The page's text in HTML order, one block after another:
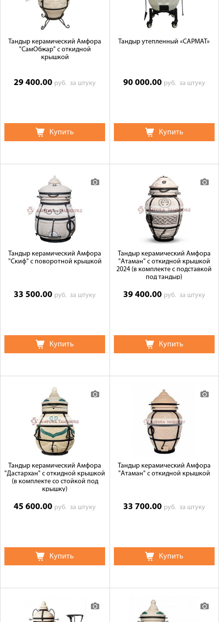
Тандыр керамический Амфора
"СамОбжар" с откидной
крышкой
29 400.00 руб.за штуку
Купить
Тандыр утепленный «САРМАТ»
90 000.00 руб. за штуку
Купить
Тандыр керамический Амфора
"Скиф" с поворотной крышкой
33 500.00 руб.за штуку
Купить
Тандыр керамический Амфора
"Атаман" с откидной крышкой
2024 (в комплекте с подставкой
под тандыр)
39 400.00 руб. за штуку
Купить
Тандыр керамический Амфора
"Дастархан" с откидной крышкой
(в комплекте со стойкой под
крышку)
45 600.00 руб.за штуку
Купить
Тандыр керамический Амфора
"Атаман" с откидной крышкой
33 700.00 руб. за штуку
Купить